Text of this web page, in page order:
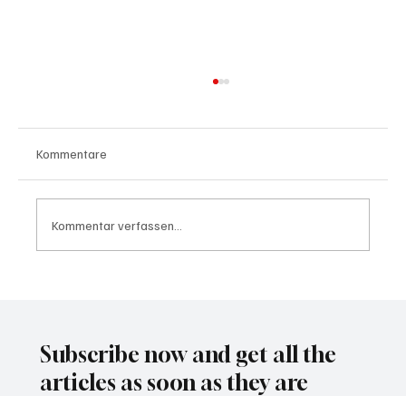
Kommentare
Kommentar verfassen...
Subscribe now and get all the
articles as soon as they are